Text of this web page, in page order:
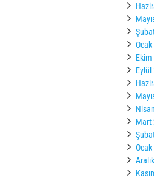
Ekim
Eylül
Mart
Ocak